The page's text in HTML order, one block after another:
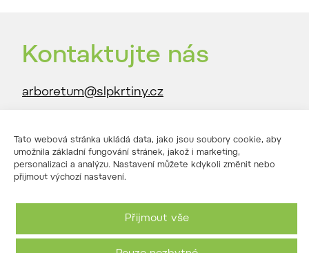
Tato webová stránka ukládá data, jako jsou soubory cookie, aby
umožnila základní fungování stránek, jakož i marketing,
personalizaci a analýzu. Nastavení můžete kdykoli změnit nebo
přijmout výchozí nastavení.
Přijmout vše
Kontaktujte nás
arboretum@slpkrtiny.cz
Adresa:
Křtiny 68, 679 05 Křtiny
GPS souřadnice: